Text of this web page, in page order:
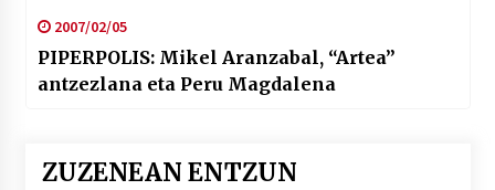
2007/02/05
PIPERPOLIS: Mikel Aranzabal, “Artea”
antzezlana eta Peru Magdalena
ZUZENEAN ENTZUN